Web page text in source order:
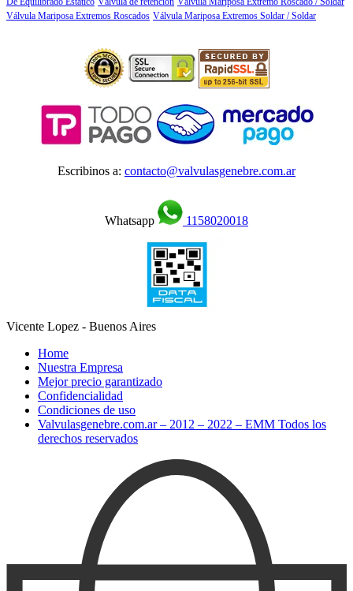
Válvula Mariposa Extremos Roscados Válvula Mariposa Extremos Soldar / Soldar
Escribinos a: contacto@valvulasgenebre.com.ar
Whatsapp 1158020018
Vicente Lopez - Buenos Aires
Home
Nuestra Empresa
Mejor precio garantizado
Confidencialidad
Condiciones de uso
Valvulasgenebre.com.ar – 2012 – 2022 – EMM Todos los
derechos reservados